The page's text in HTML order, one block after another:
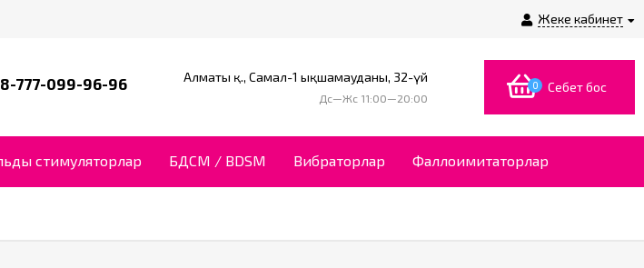
Жеке кабинет
8-777-099-96-96 Алматы қ., Самал-1 ықшамауданы, 32-үй
Дс—Жс 11:00—20:00
0 Себет бос
стимуляторлар БДСМ / BDSM Вибраторлар Фаллоимитаторлар